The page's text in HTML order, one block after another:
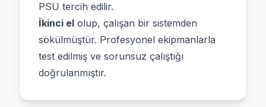
PSU tercih edilir.
İkinci el olup, çalışan bir sistemden
sökülmüştür. Profesyonel ekipmanlarla
test edilmiş ve sorunsuz çalıştığı
doğrulanmıştır.